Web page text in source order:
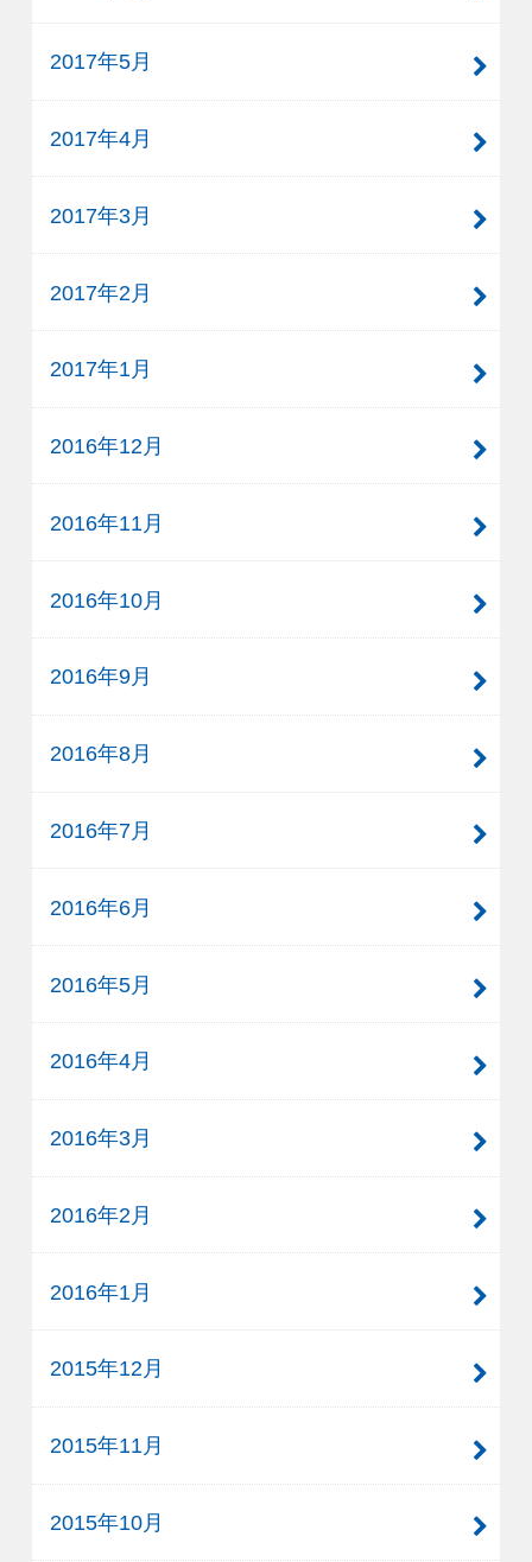
2017年5月
2017年4月
2017年3月
2017年2月
2017年1月
2016年12月
2016年11月
2016年10月
2016年9月
2016年8月
2016年7月
2016年6月
2016年5月
2016年4月
2016年3月
2016年2月
2016年1月
2015年12月
2015年11月
2015年10月